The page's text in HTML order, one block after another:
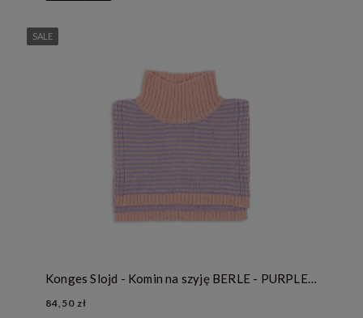
Konges Slojd - Komin na szyję BERLE - PURPLE/PINK DOLPHIN
84,50 zł
SALE